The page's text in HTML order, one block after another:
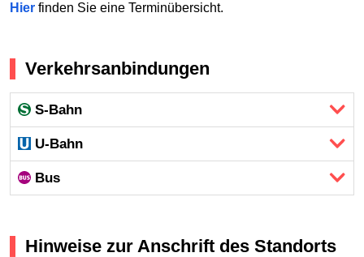
Hier finden Sie eine Terminübersicht.
Verkehrsanbindungen
S-Bahn
U-Bahn
Bus
Hinweise zur Anschrift des Standorts